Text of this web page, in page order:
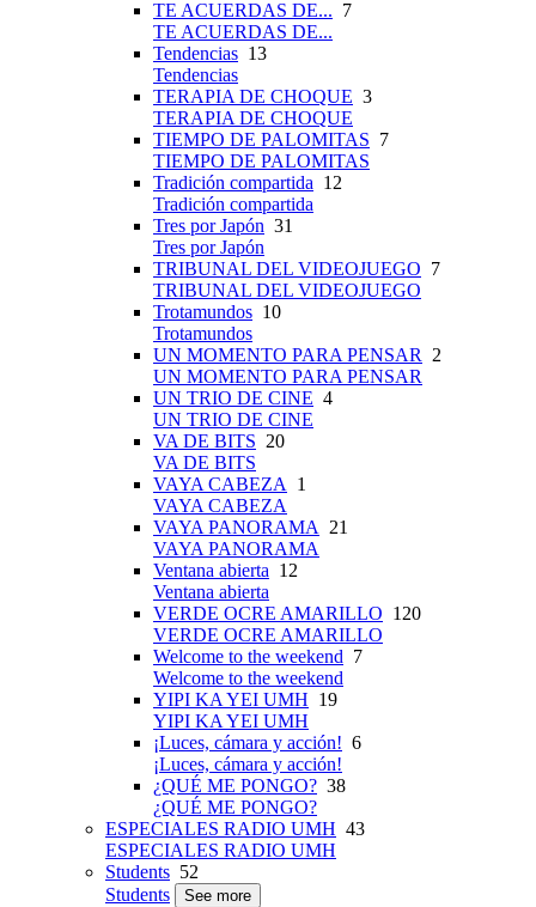
TE ACUERDAS DE... 7
TE ACUERDAS DE...
Tendencias 13
Tendencias
TERAPIA DE CHOQUE 3
TERAPIA DE CHOQUE
TIEMPO DE PALOMITAS 7
TIEMPO DE PALOMITAS
Tradición compartida 12
Tradición compartida
Tres por Japón 31
Tres por Japón
TRIBUNAL DEL VIDEOJUEGO 7
TRIBUNAL DEL VIDEOJUEGO
Trotamundos 10
Trotamundos
UN MOMENTO PARA PENSAR
2
UN MOMENTO PARA PENSAR
UN TRIO DE CINE 4
UN TRIO DE CINE
VA DE BITS 20
VA DE BITS
VAYA CABEZA
1
VAYA CABEZA
VAYA PANORAMA
21
VAYA PANORAMA
Ventana abierta 12
Ventana abierta
VERDE OCRE AMARILLO 120
VERDE OCRE AMARILLO
Welcome to the weekend 7
Welcome to the weekend
YIPI KA YEI UMH 19
YIPI KA YEI UMH
¡Luces, cámara y acción! 6
¡Luces, cámara y acción!
¿QUÉ ME PONGO? 38
¿QUÉ ME PONGO?
ESPECIALES RADIO UMH 43
ESPECIALES RADIO UMH
Students 52
Students
See more